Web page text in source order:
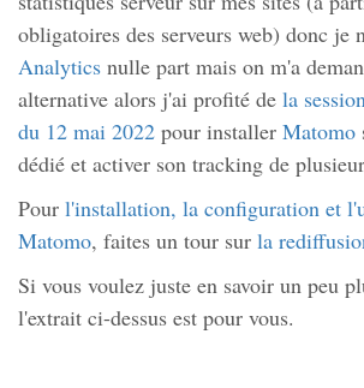
obligatoires des serveurs web) donc je
Analytics nulle part mais on m'a
alternative alors j'ai profité de la
du 12 mai 2022 pour installer Matomo
dédié et activer son tracking de
Pour l'installation, la configuration et
Matomo, faites un tour sur la
Si vous voulez juste en savoir un peu
l'extrait ci-dessus est pour vous.